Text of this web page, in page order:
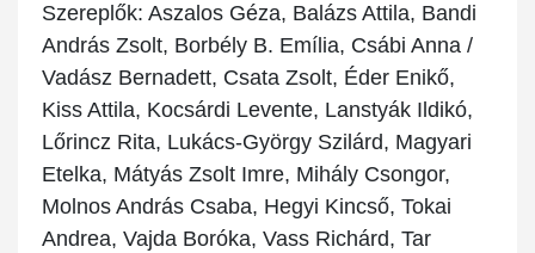
Szereplők: Aszalos Géza, Balázs Attila, Bandi
András Zsolt, Borbély B. Emília, Csábi Anna /
Vadász Bernadett, Csata Zsolt, Éder Enikő,
Kiss Attila, Kocsárdi Levente, Lanstyák Ildikó,
Lőrincz Rita, Lukács-György Szilárd, Magyari
Etelka, Mátyás Zsolt Imre, Mihály Csongor,
Molnos András Csaba, Hegyi Kincső, Tokai
Andrea, Vajda Boróka, Vass Richárd, Tar